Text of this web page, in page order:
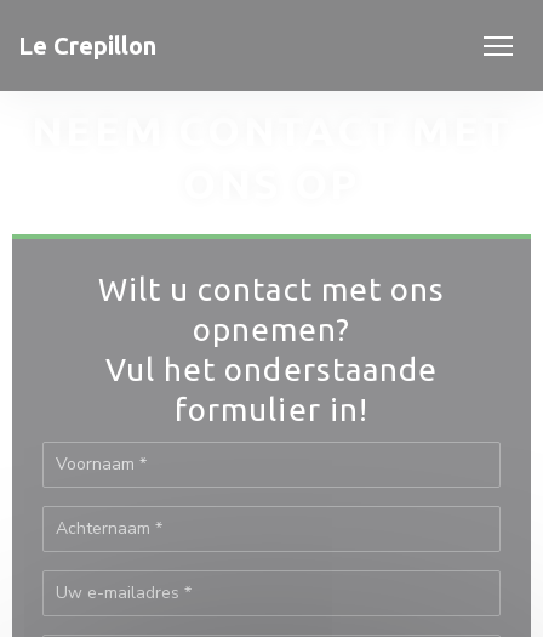
Le Crepillon
Wilt u contact met ons
opnemen?
Vul het onderstaande
formulier in!